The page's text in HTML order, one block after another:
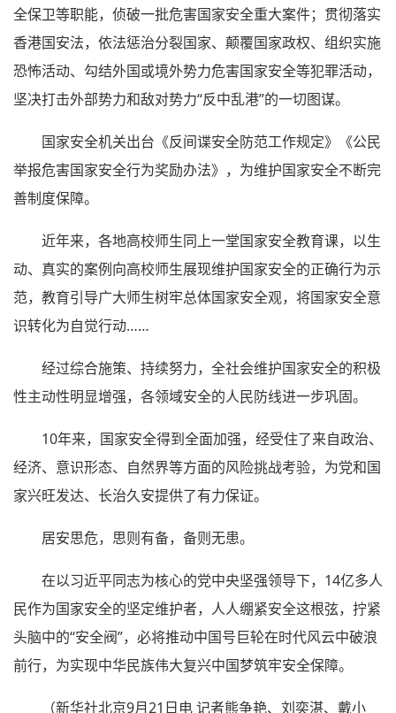
全保卫等职能，侦破一批危害国家安全重大案件；贯彻落实
香港国安法，依法惩治分裂国家、颠覆国家政权、组织实施
恐怖活动、勾结外国或境外势力危害国家安全等犯罪活动，
坚决打击外部势力和敌对势力“反中乱港”的一切图谋。
国家安全机关出台《反间谍安全防范工作规定》《公民
举报危害国家安全行为奖励办法》，为维护国家安全不断完
善制度保障。
近年来，各地高校师生同上一堂国家安全教育课，以生
动、真实的案例向高校师生展现维护国家安全的正确行为示
范，教育引导广大师生树牢总体国家安全观，将国家安全意
识转化为自觉行动……
经过综合施策、持续努力，全社会维护国家安全的积极
性主动性明显增强，各领域安全的人民防线进一步巩固。
10年来，国家安全得到全面加强，经受住了来自政治、
经济、意识形态、自然界等方面的风险挑战考验，为党和国
家兴旺发达、长治久安提供了有力保证。
居安思危，思则有备，备则无患。
在以习近平同志为核心的党中央坚强领导下，14亿多人
民作为国家安全的坚定维护者，人人绷紧安全这根弦，拧紧
头脑中的“安全阀”，必将推动中国号巨轮在时代风云中破浪
前行，为实现中华民族伟大复兴中国梦筑牢安全保障。
（新华社北京9月21日电 记者熊争艳、刘奕湛、戴小